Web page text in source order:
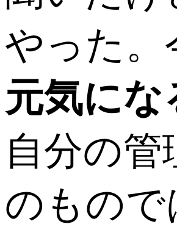
やった
元気にな
自分の
のもの